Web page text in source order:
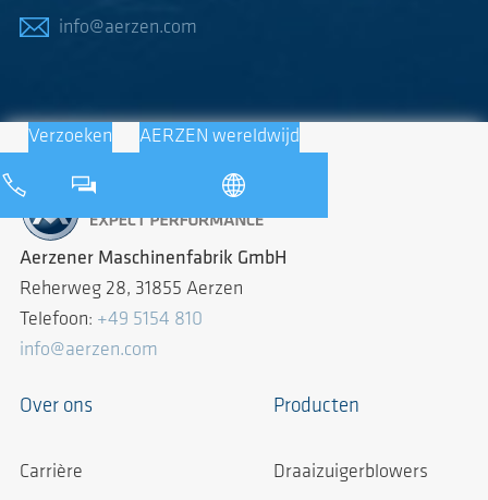
info@aerzen.com
Verzoeken AERZEN wereldwijd
Aerzener Maschinenfabrik GmbH
Reherweg 28, 31855 Aerzen
Telefoon: +49 5154 810
info@aerzen.com
Over ons
Carrière
Producten
Draaizuigerblowers